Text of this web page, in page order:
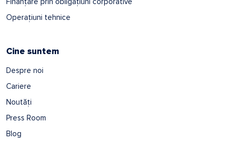
Operațiuni tehnice
Cine suntem
Despre noi
Cariere
Noutăți
Press Room
Blog